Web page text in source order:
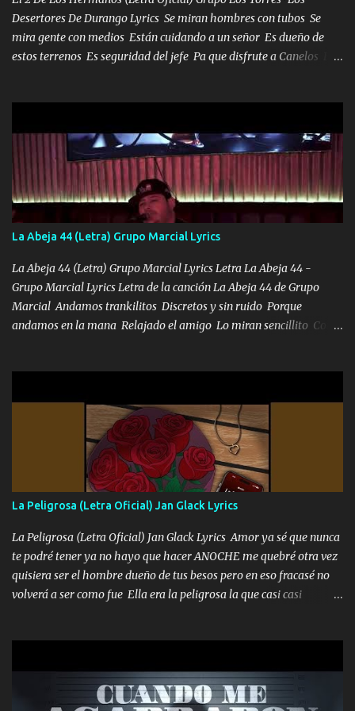
Desertores De Durango Lyrics Se miran hombres con tubos Se
mira gente con medios Están cuidando a un señor Es dueño de
estos terrenos Es seguridad del jefe Pa que disfrute a Canelos Es
ni tampoco las mujeres porque es platica de grandes por eso hay
que estar alegres doy las instrucciones para atender los deberes
Música Si es que salta algún problema de confianza tengo gente
ahí está el Hombre Cuarenta y también Pariente 7 arreglan
cualquier problema no más es cuestión que ordené NOS HACE
FALTA UN HERMANO DE CLAVE ERA EL 24 SIEMPRE FUE UN
HOMBRE VALIENTE POR ALGO M'URIÓ PELEAND0 SIEMPRE
VIO POR LA FAMILIA PARA QUE SIGA EL LEGADO Es el DOS de
los HERMANOS un cerebro inteligente y com...
La Abeja 44 (Letra) Grupo Marcial Lyrics
La Abeja 44 (Letra) Grupo Marcial Lyrics Letra La Abeja 44 -
Grupo Marcial Lyrics Letra de la canción La Abeja 44 de Grupo
Marcial Andamos trankilitos Discretos y sin ruido Porque
andamos en la mana Relajado el amigo Lo miran sencillito Con
coronamos Se jala los marciales Y sus guitarras ya van sonando
Un gallardo me prendo Para agarrar el vuelo y la mente y
tranquilizando Tomense un buen trago Y así es como empezamos
los versos que voy cantando (Music) A vido alta y bajas La carreta
se atora Pero nunca le aflojamos Ya me han pasado cosas Y
aunque ustedes no sepan Pero la vida es muy corta Hay que
echarle chingazos Y seguir trabajando porque nada es...
La Peligrosa (Letra Oficial) Jan Glack Lyrics
La Peligrosa (Letra Oficial) Jan Glack Lyrics Amor ya sé que nunca
te podré tener ya no hayo que hacer ANOCHE me quebré otra vez
quisiera ser el hombre dueño de tus besos pero en eso fracasé no
volverá a ser como fue Ella era la peligrosa la que casi casi
Música Amar me duele estoy rodeado de mujeres pero solo
quieren billetes y yo que solo ocupo verte Recuerdo echábamos